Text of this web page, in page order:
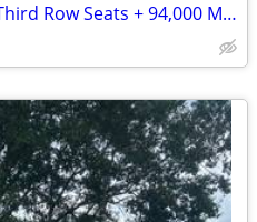
2017 Honda Odyssey EX + Third Row Seats + 94,000 Miles